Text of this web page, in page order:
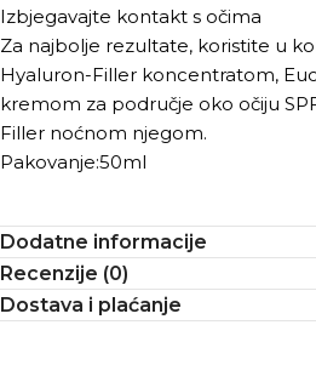
Izbjegavajte kontakt s očima
Za najbolje rezultate, koristite u
Hyaluron-Filler koncentratom,
kremom za područje oko očiju
Filler noćnom njegom.
Pakovanje:50ml
Dodatne informacije
Recenzije (0)
Dostava i plaćanje